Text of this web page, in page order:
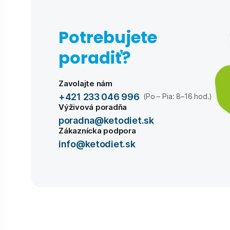
Potrebujete
poradiť?
Zavolajte nám
+421 233 046 996 (Po – Pia: 8–16 hod.)
Výživová poradňa
poradna@ketodiet.sk
Zákaznícka podpora
info@ketodiet.sk